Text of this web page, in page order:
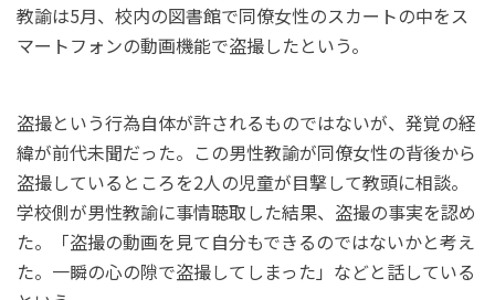
教諭は5月、校内の図書館で同僚女性のスカートの中をス
マートフォンの動画機能で盗撮したという。
盗撮という行為自体が許されるものではないが、発覚の経
緯が前代未聞だった。この男性教諭が同僚女性の背後から
盗撮しているところを2人の児童が目撃して教頭に相談。
学校側が男性教諭に事情聴取した結果、盗撮の事実を認め
た。「盗撮の動画を見て自分もできるのではないかと考え
た。一瞬の心の隙で盗撮してしまった」などと話している